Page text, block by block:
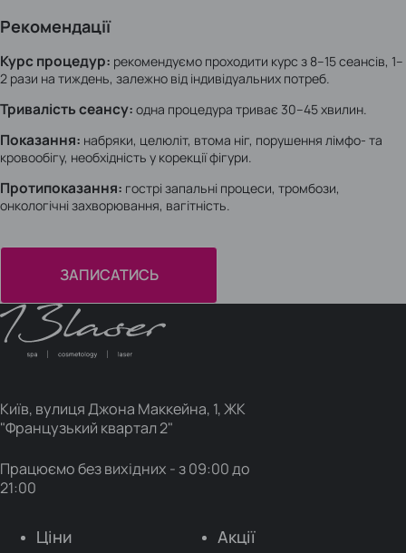
Рекомендації
Курс процедур: рекомендуємо проходити курс з 8–15 сеансів, 1–
2 рази на тиждень, залежно від індивідуальних потреб.
Тривалість сеансу: одна процедура триває 30–45 хвилин.
Показання: набряки, целюліт, втома ніг, порушення лімфо- та
кровообігу, необхідність у корекції фігури.
Протипоказання: гострі запальні процеси, тромбози,
онкологічні захворювання, вагітність.
ЗАПИСАТИСЬ
Київ, вулиця Джона Маккейна, 1, ЖК
"Французький квартал 2"
Працюємо без вихідних - з 09:00 до
21:00
Ціни Акції